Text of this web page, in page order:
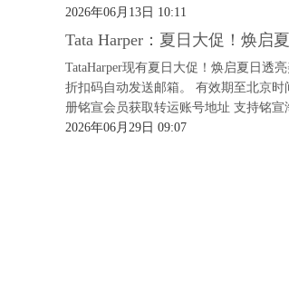
2026年06月13日 10:11
Tata Harper：夏日大促！焕启
TataHarper现有夏日大促！焕启夏日透
折扣码自动发送邮箱。 有效期至北京时
册铭宣会员获取转运账号地址 支持铭
2026年06月29日 09:07